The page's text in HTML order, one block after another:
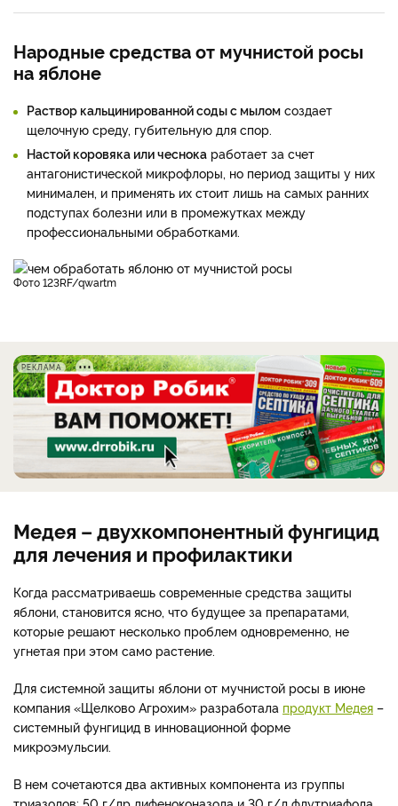
Народные средства от мучнистой росы
на яблоне
Раствор кальцинированной соды с мылом создает
щелочную среду, губительную для спор.
Настой коровяка или чеснока работает за счет
антагонистической микрофлоры, но период защиты у них
минимален, и применять их стоит лишь на самых ранних
подступах болезни или в промежутках между
профессиональными обработками.
фото 123RF/qwartm
РЕКЛАМА
Медея – двухкомпонентный фунгицид
для лечения и профилактики
Когда рассматриваешь современные средства защиты
яблони, становится ясно, что будущее за препаратами,
которые решают несколько проблем одновременно, не
угнетая при этом само растение.
Для системной защиты яблони от мучнистой росы в июне
компания «Щелково Агрохим» разработала продукт Медея –
системный фунгицид в инновационной форме
микроэмульсии.
В нем сочетаются два активных компонента из группы